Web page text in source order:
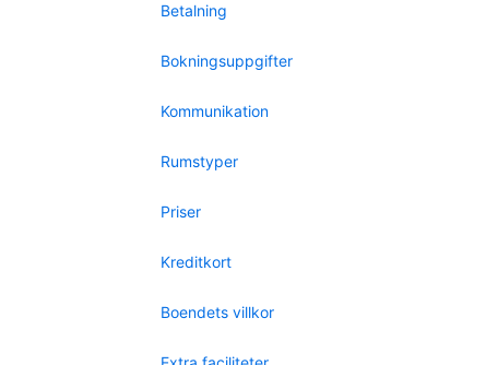
Betalning
Bokningsuppgifter
Kommunikation
Rumstyper
Priser
Kreditkort
Boendets villkor